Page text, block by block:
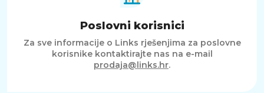
Poslovni korisnici
Za sve informacije o Links rješenjima za poslovne
korisnike kontaktirajte nas na e-mail
prodaja@links.hr.